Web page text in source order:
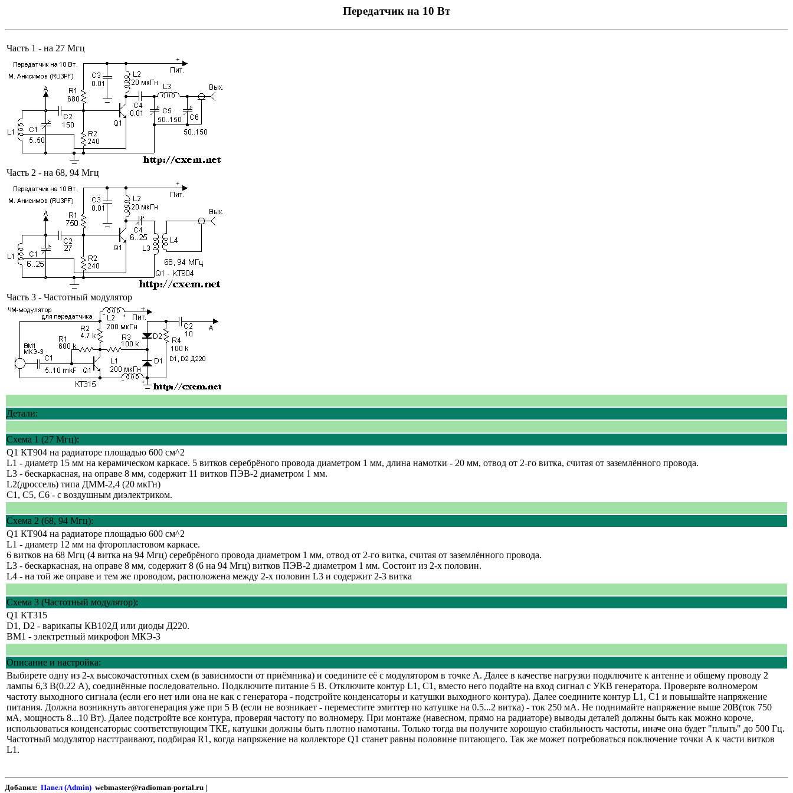
Передатчик на 10 Вт
Часть 1 - на 27 Мгц
Часть 2 - на 68, 94 Мгц
Часть 3 - Частотный модулятор
Детали:
Схема 1 (27 Мгц):
Q1 КТ904 на радиаторе площадью 600 см^2
L1 - диаметр 15 мм на керамическом каркасе. 5 витков серебрёного провода диаметром 1 мм, длина намотки - 20 мм, отвод от 2-го витка, считая от заземлённого провода.
L3 - бескаркасная, на оправе 8 мм, содержит 11 витков ПЭВ-2 диаметром 1 мм.
L2(дроссель) типа ДММ-2,4 (20 мкГн)
C1, C5, C6 - с воздушным диэлектриком.
Схема 2 (68, 94 Мгц):
Q1 КТ904 на радиаторе площадью 600 см^2
L1 - диаметр 12 мм на фторопластовом каркасе.
6 витков на 68 Мгц (4 витка на 94 Мгц) серебрёного провода диаметром 1 мм, отвод от 2-го витка, считая от заземлённого провода.
L3 - бескаркасная, на оправе 8 мм, содержит 8 (6 на 94 Мгц) витков ПЭВ-2 диаметром 1 мм. Состоит из 2-х половин.
L4 - на той же оправе и тем же проводом, расположена между 2-х половин L3 и содержит 2-3 витка
Схема 3 (Частотный модулятор):
Q1 КТ315
D1, D2 - варикапы КВ102Д или диоды Д220.
ВМ1 - электретный микрофон МКЭ-3
Описание и настройка:
Выбирете одну из 2-х высокочастотных схем (в зависимости от приёмника) и соедините её с модулятором в точке А. Далее в качестве нагрузки подключите к антенне и общему проводу 2
лампы 6,3 В(0.22 А), соединённые последовательно. Подключите питание 5 В. Отключите контур L1, C1, вместо него подайте на вход сигнал с УКВ генератора. Проверьте волномером
частоту выходного сигнала (если его нет или она не как с генератора - подстройте конденсаторы и катушки выходного контура). Далее соедините контур L1, C1 и повышайте напряжение
питания. Дoлжна возникнуть автогенерация уже при 5 В (если не возникает - переместите эмиттер по катушке на 0.5...2 витка) - ток 250 мА. Не поднимайте напряжение выше 20В(ток 750
мА, мощность 8...10 Вт). Далее подстройте все контура, проверяя частоту по волномеру. При монтаже (навесном, прямо на радиаторе) выводы деталей должны быть как можно короче,
использоваться конденсаторыс соответствующим ТКЕ, катушки должны быть плотно намотаны. Только тогда вы получите хорошую стабильность частоты, иначе она будет "плыть" до 500 Гц.
Частотный модулятор насттраивают, подбирая R1, когда напряжение на коллекторе Q1 станет равны половине питающего. Так же может потребоваться поключение точки А к части витков
L1.
Добавил: Павел (Admin) webmaster@radioman-portal.ru |